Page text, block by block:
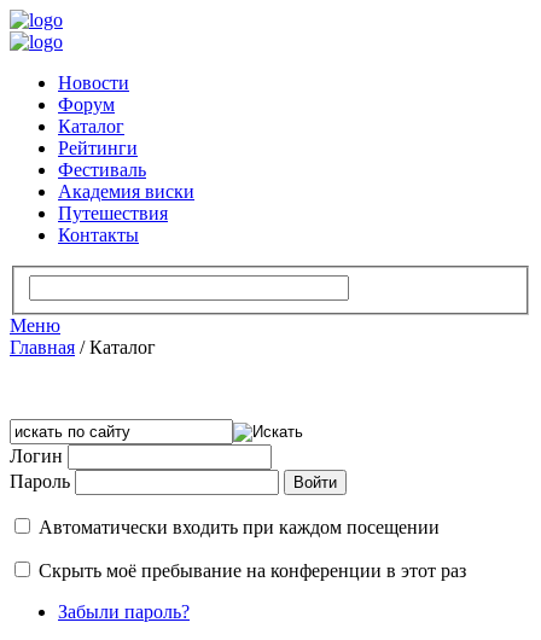
Новости
Форум
Каталог
Рейтинги
Фестиваль
Академия виски
Путешествия
Контакты
Меню
Главная /Каталог
Логин
Пароль
Автоматически входить при каждом посещении
Скрыть моё пребывание на конференции в этот раз
Забыли пароль?